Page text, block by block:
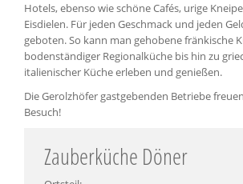
Hotels, ebenso wie schöne Cafés, urige
Eisdielen. Für jeden Geschmack und jeden
geboten. So kann man gehobene fränkische
bodenständiger Regionalküche bis hin zu
italienischer Küche erleben und genießen.
Die Gerolzhöfer gastgebenden Betriebe
Besuch!
Zauberküche Döner